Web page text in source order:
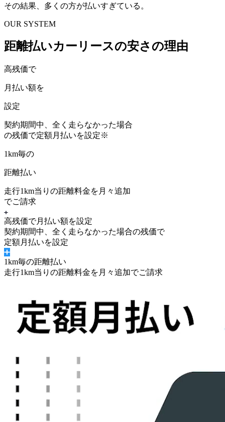
その結果、多くの方が払いすぎている。
OUR SYSTEM
距離払いカーリースの安さの理由
高残価で
月払い額を
設定
契約期間中、 全く走らなかった場合
の残価で定額月払いを設定※
1km毎の
距離払い
走行1km当りの距離料金を月々追加
でご請求
高残価で月払い額を設定
契約期間中、 全く走らなかった場合の残価で
定額月払いを設定
1km毎の距離払い
走行1km当りの距離料金を月々追加でご請求